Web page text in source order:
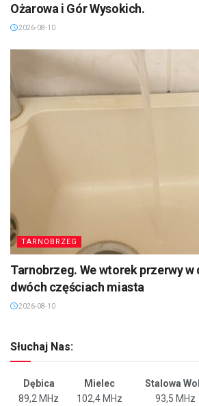
Ożarowa i Gór Wysokich.
2026-08-10
TARNOBRZEG
Tarnobrzeg. We wtorek przerwy
dwóch częściach miasta
2026-08-10
Słuchaj Nas:
Dębica Mielec Stalowa
89,2 MHz
102,4 MHz 93,5 MHz